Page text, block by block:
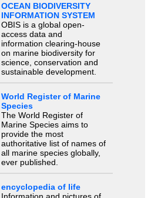
OCEAN BIODIVERSITY
INFORMATION SYSTEM
OBIS is a global open-
access data and
information clearing-house
on marine biodiversity for
science, conservation and
sustainable development.
World Register of Marine
Species
The World Register of
Marine Species aims to
provide the most
authoritative list of names of
all marine species globally,
ever published.
encyclopedia of life